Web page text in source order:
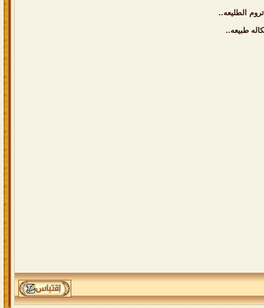
الطليعه..
طبيعه..